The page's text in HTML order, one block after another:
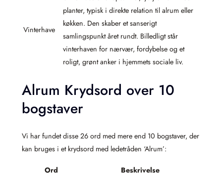
Vinterhave
planter, typisk i direkte relation til alrum eller
køkken. Den skaber et sanserigt
samlingspunkt året rundt. Billedligt står
vinterhaven for nærvær, fordybelse og et
roligt, grønt anker i hjemmets sociale liv.
Alrum Krydsord over 10
bogstaver
Vi har fundet disse 26 ord med mere end 10 bogstaver, der
kan bruges i et krydsord med ledetråden ‘Alrum’:
Ord Beskrivelse